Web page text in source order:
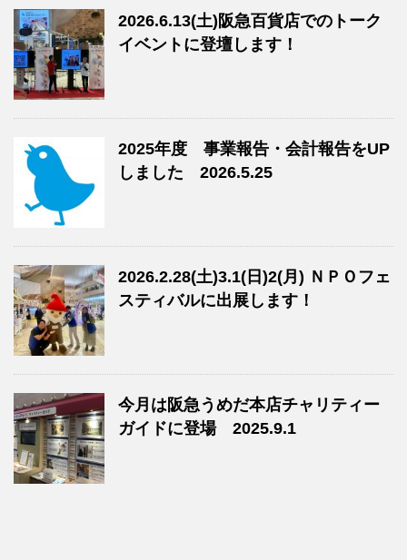
2026.6.13(土)阪急百貨店でのトーク
イベントに登壇します！
2025年度 事業報告・会計報告をUP
しました 2026.5.25
2026.2.28(土)3.1(日)2(月) ＮＰＯフェ
スティバルに出展します！
今月は阪急うめだ本店チャリティー
ガイドに登場 2025.9.1